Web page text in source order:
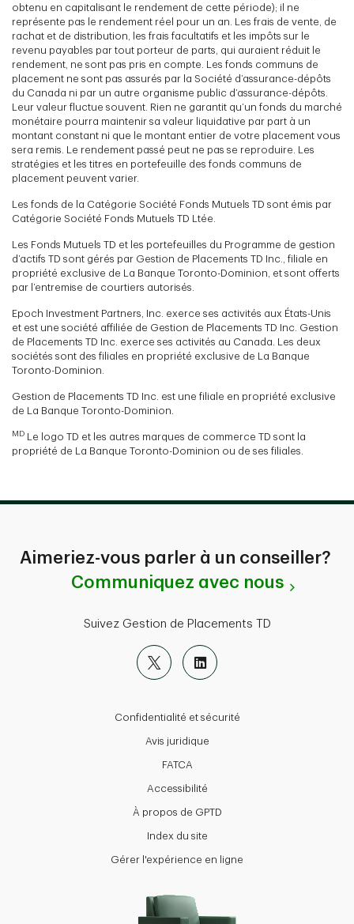
obtenu en capitalisant le rendement de cette période); il ne
représente pas le rendement réel pour un an. Les frais de vente, de
rachat et de distribution, les frais facultatifs et les impôts sur le
revenu payables par tout porteur de parts, qui auraient réduit le
rendement, ne sont pas pris en compte. Les fonds communs de
placement ne sont pas assurés par la Société d’assurance-dépôts
du Canada ni par un autre organisme public d’assurance-dépôts.
Leur valeur fluctue souvent. Rien ne garantit qu’un fonds du marché
monétaire pourra maintenir sa valeur liquidative par part à un
montant constant ni que le montant entier de votre placement vous
sera remis. Le rendement passé peut ne pas se reproduire. Les
stratégies et les titres en portefeuille des fonds communs de
placement peuvent varier.
Les fonds de la Catégorie Société Fonds Mutuels TD sont émis par
Catégorie Société Fonds Mutuels TD Ltée.
Les Fonds Mutuels TD et les portefeuilles du Programme de gestion
d’actifs TD sont gérés par Gestion de Placements TD Inc., filiale en
propriété exclusive de La Banque Toronto-Dominion, et sont offerts
par l’entremise de courtiers autorisés.
Epoch Investment Partners, Inc. exerce ses activités aux États-Unis
et est une société affiliée de Gestion de Placements TD Inc. Gestion
de Placements TD Inc. exerce ses activités au Canada. Les deux
sociétés sont des filiales en propriété exclusive de La Banque
Toronto-Dominion.
Gestion de Placements TD Inc. est une filiale en propriété exclusive
de La Banque Toronto-Dominion.
MD
Le logo TD et les autres marques de commerce TD sont la
propriété de La Banque Toronto-Dominion ou de ses filiales.
Aimeriez-vous parler à un conseiller?
Communiquez avec nous
Suivez Gestion de Placements TD
Confidentialité et sécurité
Avis juridique
FATCA
Accessibilité
À propos de GPTD
Index du site
Gérer l'expérience en ligne